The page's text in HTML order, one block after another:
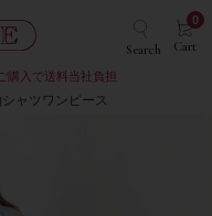
Search Cart
0
購入で送料当社負担
ャツワンピース